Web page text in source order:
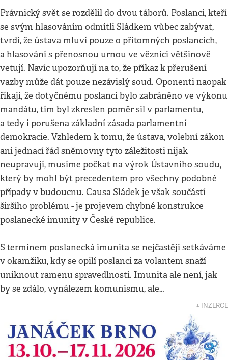
Právnický svět se rozdělil do dvou táborů. Poslanci, kteří
se svým hlasováním odmítli Sládkem vůbec zabývat,
tvrdí, že ústava mluví pouze o přítomných poslancích,
a hlasování s přenosnou urnou ve věznici většinově
vetují. Navíc upozorňují na to, že příkaz k přerušení
vazby může dát pouze nezávislý soud. Oponenti naopak
říkají, že dotyčnému poslanci bylo zabráněno ve výkonu
mandátu, tím byl zkreslen poměr sil v parlamentu,
a tedy i porušena základní zásada parlamentní
demokracie. Vzhledem k tomu, že ústava, volební zákon
ani jednací řád sněmovny tyto záležitosti nijak
neupravují, musíme počkat na výrok Ústavního soudu,
který by mohl být precedentem pro všechny podobné
případy v budoucnu. Causa Sládek je však součástí
širšího problému - je projevem chybné konstrukce
poslanecké imunity v České republice.
S termínem poslanecká imunita se nejčastěji setkáváme
v okamžiku, kdy se opilí poslanci za volantem snaží
uniknout ramenu spravedlnosti. Imunita ale není, jak
by se zdálo, vynálezem komunismu, ale…
↓ INZERCE